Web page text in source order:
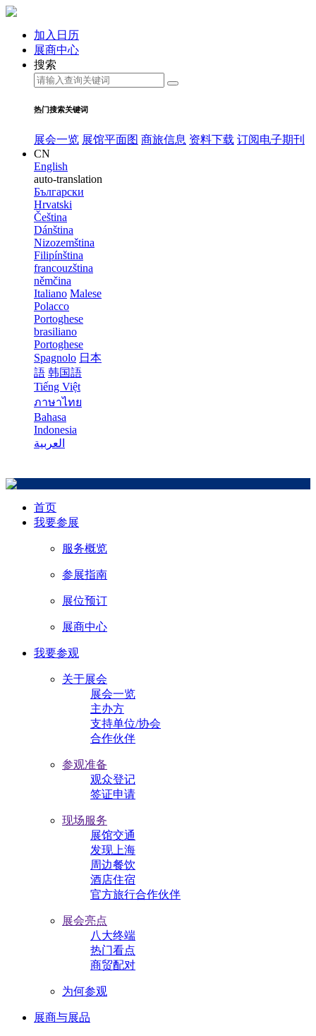
加入日历
展商中心
搜索
热门搜索关键词
展会一览 展馆平面图 商旅信息 资料下载 订阅电子期刊
CN
English
auto-translation
Български
Hrvatski
Čeština
Dánština
Nizozemština
Filipínština
francouzština
němčina
Italiano Malese
Polacco
Portoghese
brasiliano
Portoghese
Spagnolo 日本
語 韩国語
Tiếng Việt
ภาษาไทย
Bahasa
Indonesia
العربية
首页
我要参展
服务概览
参展指南
展位预订
展商中心
我要参观
关于展会
展会一览
主办方
支持单位/协会
合作伙伴
参观准备
观众登记
签证申请
现场服务
展馆交通
发现上海
周边餐饮
酒店住宿
官方旅行合作伙伴
展会亮点
八大终端
热门看点
商贸配对
为何参观
展商与展品